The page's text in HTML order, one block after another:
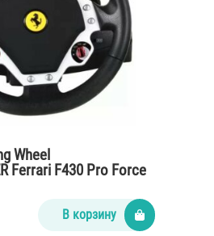
Wheel
Ferrari F430 Pro Force
В корзину